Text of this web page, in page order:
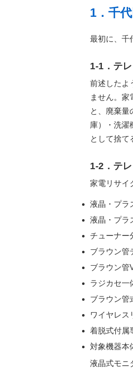
1．千
最初に、千
1-1．テ
前述したよ
ません。家
と、廃棄量
庫）・洗濯
として捨て
1-2．テ
家電リサイ
液晶・プラ
液晶・プラ
チューナー
ブラウン管
ブラウン管
ラジカセ一
ブラウン管
ワイヤレス
着脱式付属
対象機器本
液晶式モニ